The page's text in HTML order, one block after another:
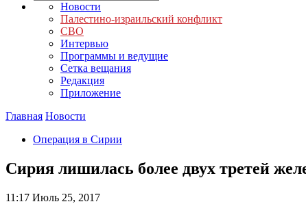
Новости
Палестино-израильский конфликт
СВО
Интервью
Программы и ведущие
Сетка вещания
Редакция
Приложение
Главная Новости
Операция в Сирии
Сирия лишилась более двух третей
11:17 Июль 25, 2017